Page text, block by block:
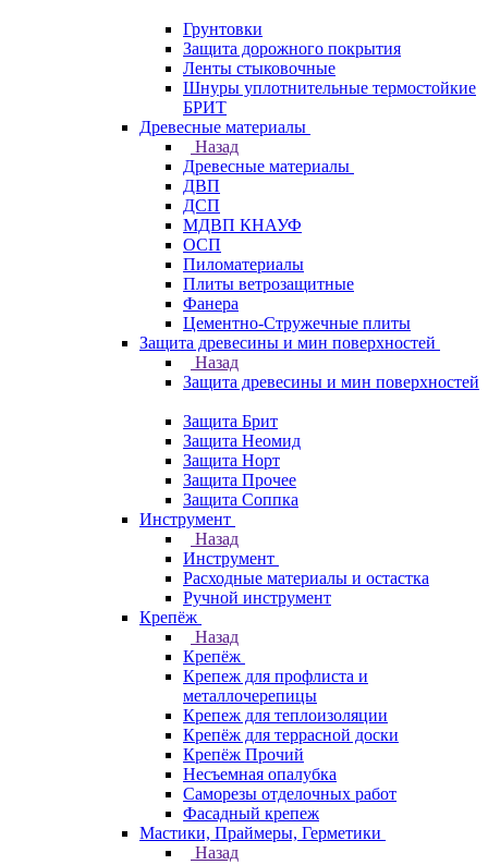
Грунтовки
Защита дорожного покрытия
Ленты стыковочные
Шнуры уплотнительные термостойкие
БРИТ
Древесные материалы
Назад
Древесные материалы
ДВП
ДСП
МДВП КНАУФ
ОСП
Пиломатериалы
Плиты ветрозащитные
Фанера
Цементно-Стружечные плиты
Защита древесины и мин поверхностей
Назад
Защита древесины и мин поверхностей
Защита Брит
Защита Неомид
Защита Норт
Защита Прочее
Защита Соппка
Инструмент
Назад
Инструмент
Расходные материалы и остастка
Ручной инструмент
Крепёж
Назад
Крепёж
Крепеж для профлиста и
металлочерепицы
Крепеж для теплоизоляции
Крепёж для террасной доски
Крепёж Прочий
Несъемная опалубка
Саморезы отделочных работ
Фасадный крепеж
Мастики, Праймеры, Герметики
Назад